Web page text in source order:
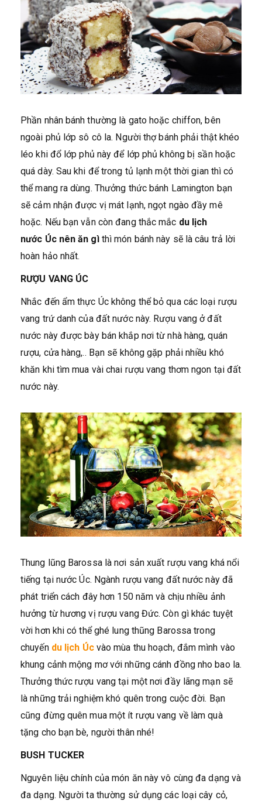
Phần nhân bánh thường là gato hoặc chiffon, bên
ngoài phủ lớp sô cô la. Người thợ bánh phải thật khéo
léo khi đổ lớp phủ này để lớp phủ không bị sần hoặc
quá dày. Sau khi để trong tủ lạnh một thời gian thì có
thể mang ra dùng. Thưởng thức bánh Lamington bạn
sẽ cảm nhận được vị mát lạnh, ngọt ngào đầy mê
hoặc. Nếu bạn vẫn còn đang thắc mắc du lịch
nước Úc nên ăn gìthì món bánh này sẽ là câu trả lời
hoàn hảo nhất.
RƯỢU VANG ÚC
Nhắc đến ẩm thực Úc không thể bỏ qua các loại rượu
vang trứ danh của đất nước này. Rượu vang ở đất
nước này được bày bán khắp nơi từ nhà hàng, quán
rượu, cửa hàng,.. Bạn sẽ không gặp phải nhiều khó
khăn khi tìm mua vài chai rượu vang thơm ngon tại đất
nước này.
Thung lũng Barossa là nơi sản xuất rượu vang khá nổi
tiếng tại nước Úc. Ngành rượu vang đất nước này đã
phát triển cách đây hơn 150 năm và chịu nhiều ảnh
hưởng từ hương vị rượu vang Đức. Còn gì khác tuyệt
vời hơn khi có thể ghé lung thũng Barossa trong
chuyến du lịch Úcvào mùa thu hoạch, đắm mình vào
khung cảnh mộng mơ với những cánh đồng nho bao la.
Thưởng thức rượu vang tại một nơi đầy lãng mạn sẽ
là những trải nghiệm khó quên trong cuộc đời. Bạn
cũng đừng quên mua một ít rượu vang về làm quà
tặng cho bạn bè, người thân nhé!
BUSH TUCKER
Nguyên liệu chính của món ăn này vô cùng đa dạng và
đa dạng. Người ta thường sử dụng các loại cây cỏ,